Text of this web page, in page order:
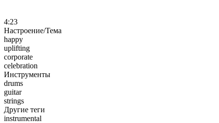
4:23
Настроение/Тема
happy
uplifting
corporate
celebration
Инструменты
drums
guitar
strings
Другие теги
instrumental